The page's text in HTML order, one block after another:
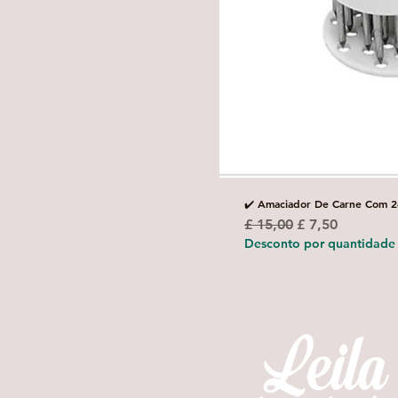
✔️ Amaciador De Carne Com
Preço normal
£ 15,00 Preço
£ 7,50
Desconto por quantidade